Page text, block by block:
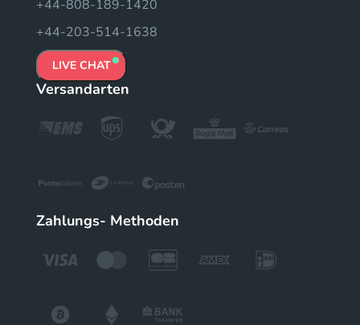
+44-808-189-1420
+44-203-514-1638
LIVE CHAT
Versandarten
Zahlungs- Methoden